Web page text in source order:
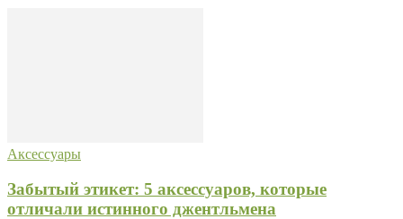
Аксессуары
Забытый этикет: 5 аксессуаров, которые
отличали истинного джентльмена